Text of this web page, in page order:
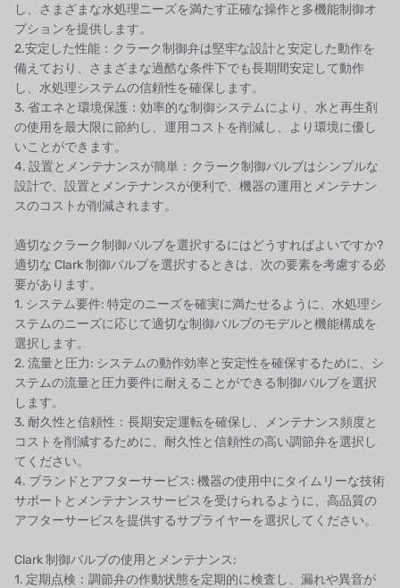
し、さまざまな水処理ニーズを満たす正確な操作と多機能制御オ
プションを提供します。
2.安定した性能：クラーク制御弁は堅牢な設計と安定した動作を
備えており、さまざまな過酷な条件下でも長期間安定して動作
し、水処理システムの信頼性を確保します。
3. 省エネと環境保護：効率的な制御システムにより、水と再生剤
の使用を最大限に節約し、運用コストを削減し、より環境に優し
いことができます。
4. 設置とメンテナンスが簡単：クラーク制御バルブはシンプルな
設計で、設置とメンテナンスが便利で、機器の運用とメンテナン
スのコストが削減されます。
適切なクラーク制御バルブを選択するにはどうすればよいですか?
適切な Clark 制御バルブを選択するときは、次の要素を考慮する必
要があります。
1. システム要件: 特定のニーズを確実に満たせるように、水処理シ
ステムのニーズに応じて適切な制御バルブのモデルと機能構成を
選択します。
2. 流量と圧力: システムの動作効率と安定性を確保するために、シ
ステムの流量と圧力要件に耐えることができる制御バルブを選択
します。
3. 耐久性と信頼性：長期安定運転を確保し、メンテナンス頻度と
コストを削減するために、耐久性と信頼性の高い調節弁を選択し
てください。
4. ブランドとアフターサービス: 機器の使用中にタイムリーな技術
サポートとメンテナンスサービスを受けられるように、高品質の
アフターサービスを提供するサプライヤーを選択してください。
Clark 制御バルブの使用とメンテナンス:
1. 定期点検：調節弁の作動状態を定期的に検査し、漏れや異音が